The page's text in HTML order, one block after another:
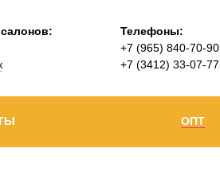
Телефоны:
+7 (965) 840-70-90
+7 (3412) 33-07-77
ОПТ